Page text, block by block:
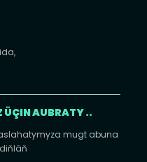
ÜÇIN AUBRATY ..
mugt abuna